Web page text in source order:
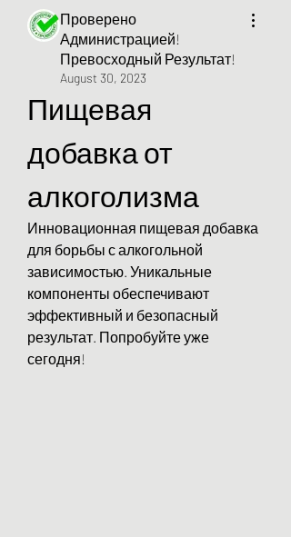
Проверено
Администрацией!
Превосходный Результат!
August 30, 2023
Пищевая
добавка от
алкоголизма
Инновационная пищевая добавка
для борьбы с алкогольной
зависимостью. Уникальные
компоненты обеспечивают
эффективный и безопасный
результат. Попробуйте уже
сегодня!